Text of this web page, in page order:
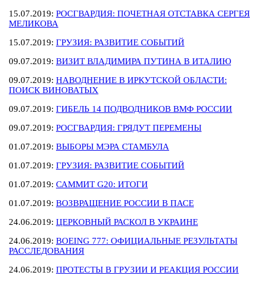
15.07.2019: РОСГВАРДИЯ: ПОЧЕТНАЯ ОТСТАВКА СЕРГЕЯ
МЕЛИКОВА
15.07.2019: ГРУЗИЯ: РАЗВИТИЕ СОБЫТИЙ
09.07.2019: ВИЗИТ ВЛАДИМИРА ПУТИНА В ИТАЛИЮ
09.07.2019: НАВОДНЕНИЕ В ИРКУТСКОЙ ОБЛАСТИ:
ПОИСК ВИНОВАТЫХ
09.07.2019: ГИБЕЛЬ 14 ПОДВОДНИКОВ ВМФ РОССИИ
09.07.2019: РОСГВАРДИЯ: ГРЯДУТ ПЕРЕМЕНЫ
01.07.2019: ВЫБОРЫ МЭРА СТАМБУЛА
01.07.2019: ГРУЗИЯ: РАЗВИТИЕ СОБЫТИЙ
01.07.2019: САММИТ G20: ИТОГИ
01.07.2019: ВОЗВРАЩЕНИЕ РОССИИ В ПАСЕ
24.06.2019: ЦЕРКОВНЫЙ РАСКОЛ В УКРАИНЕ
24.06.2019: BOEING 777: ОФИЦИАЛЬНЫЕ РЕЗУЛЬТАТЫ
РАССЛЕДОВАНИЯ
24.06.2019: ПРОТЕСТЫ В ГРУЗИИ И РЕАКЦИЯ РОССИИ